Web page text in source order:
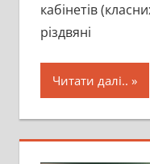
кабінетів
різдвяні
Читати далі..